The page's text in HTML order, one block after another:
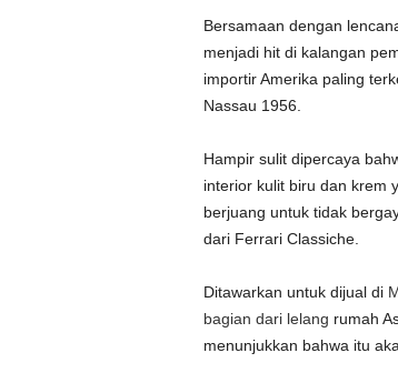
Bersamaan dengan
menjadi hit di kalangan
importir Amerika paling
Nassau 1956.
Hampir sulit dipercaya
interior kulit biru dan krem
berjuang untuk tidak
dari Ferrari Classiche.
Ditawarkan untuk dijual di
bagian dari lelang rumah
menunjukkan bahwa itu